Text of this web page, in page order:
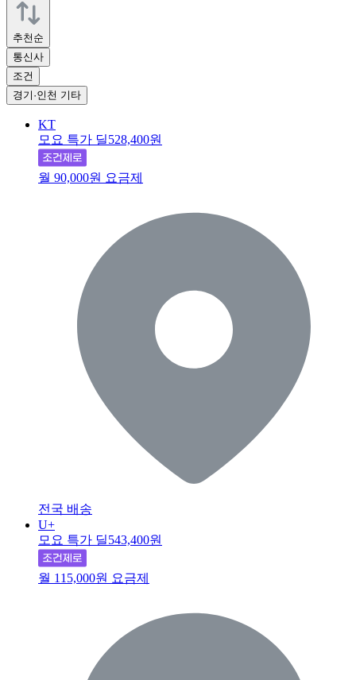
추천순
통신사
조건
경기·인천 기타
KT
모요 특가 딜528,400원
월 90,000원 요금제
전국 배송
U+
모요 특가 딜543,400원
월 115,000원 요금제